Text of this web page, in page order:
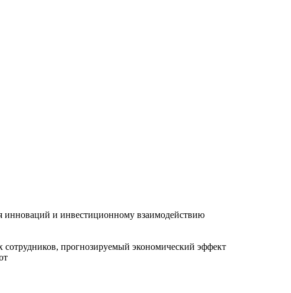
инноваций и инвестиционному взаимодействию
прогнозируемый экономический эффект